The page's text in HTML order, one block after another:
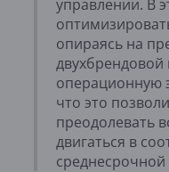
управлении. В
опираясь на
операционную
что это
преодолевать
двигаться в
среднесрочной